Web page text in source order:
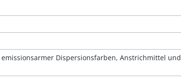
Dispersionsfarben, Anstrichmittel und